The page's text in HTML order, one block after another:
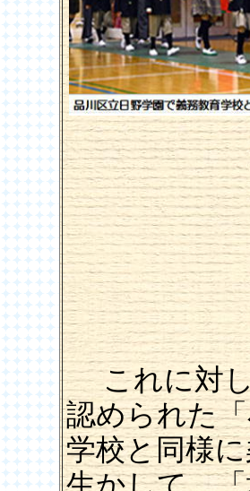
これに対し
認められた
学校と同様
生かして、